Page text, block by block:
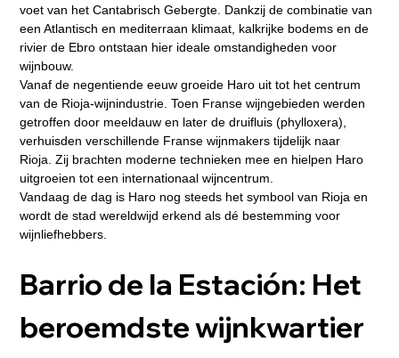
voet van het Cantabrisch Gebergte. Dankzij de combinatie van
een Atlantisch en mediterraan klimaat, kalkrijke bodems en de
rivier de Ebro ontstaan hier ideale omstandigheden voor
wijnbouw.
Vanaf de negentiende eeuw groeide Haro uit tot het centrum
van de Rioja-wijnindustrie. Toen Franse wijngebieden werden
getroffen door meeldauw en later de druifluis (phylloxera),
verhuisden verschillende Franse wijnmakers tijdelijk naar
Rioja. Zij brachten moderne technieken mee en hielpen Haro
uitgroeien tot een internationaal wijncentrum.
Vandaag de dag is Haro nog steeds het symbool van Rioja en
wordt de stad wereldwijd erkend als dé bestemming voor
wijnliefhebbers.
Barrio de la Estación: Het
beroemdste wijnkwartier